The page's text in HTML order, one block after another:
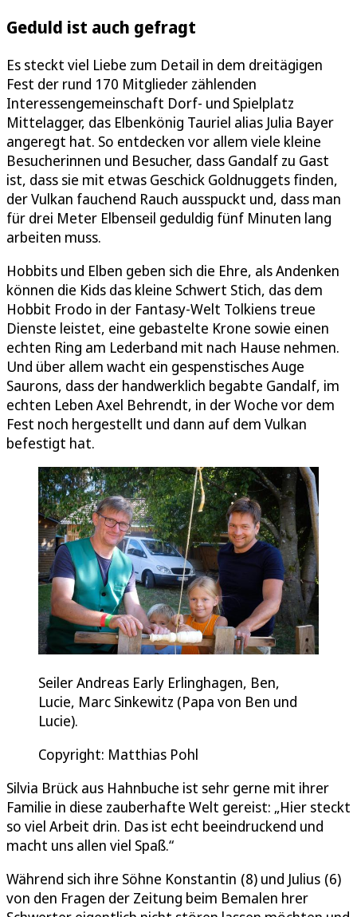
Geduld ist auch gefragt
Es steckt viel Liebe zum Detail in dem dreitägigen
Fest der rund 170 Mitglieder zählenden
Interessengemeinschaft Dorf- und Spielplatz
Mittelagger, das Elbenkönig Tauriel alias Julia Bayer
angeregt hat. So entdecken vor allem viele kleine
Besucherinnen und Besucher, dass Gandalf zu Gast
ist, dass sie mit etwas Geschick Goldnuggets finden,
der Vulkan fauchend Rauch ausspuckt und, dass man
für drei Meter Elbenseil geduldig fünf Minuten lang
arbeiten muss.
Hobbits und Elben geben sich die Ehre, als Andenken
können die Kids das kleine Schwert Stich, das dem
Hobbit Frodo in der Fantasy-Welt Tolkiens treue
Dienste leistet, eine gebastelte Krone sowie einen
echten Ring am Lederband mit nach Hause nehmen.
Und über allem wacht ein gespenstisches Auge
Saurons, dass der handwerklich begabte Gandalf, im
echten Leben Axel Behrendt, in der Woche vor dem
Fest noch hergestellt und dann auf dem Vulkan
befestigt hat.
Seiler Andreas Early Erlinghagen, Ben,
Lucie, Marc Sinkewitz (Papa von Ben und
Lucie).
Copyright: Matthias Pohl
Silvia Brück aus Hahnbuche ist sehr gerne mit ihrer
Familie in diese zauberhafte Welt gereist: „Hier steckt
so viel Arbeit drin. Das ist echt beeindruckend und
macht uns allen viel Spaß.“
Während sich ihre Söhne Konstantin (8) und Julius (6)
von den Fragen der Zeitung beim Bemalen hrer